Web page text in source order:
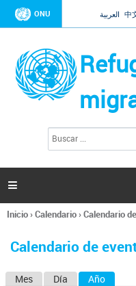
ONU العربية 中
l
s

Se
usted
Inicio›Calendario›Calendario
Calendario de
Mes Día Año